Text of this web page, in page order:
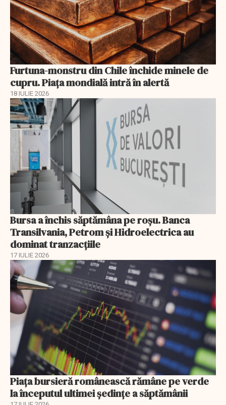
Furtuna-monstru din Chile închide minele de
cupru. Piața mondială intră în alertă
18 IULIE 2026
Bursa a închis săptămâna pe roșu. Banca
Transilvania, Petrom și Hidroelectrica au
dominat tranzacțiile
17 IULIE 2026
Piața bursieră românească rămâne pe verde
la începutul ultimei ședințe a săptămânii